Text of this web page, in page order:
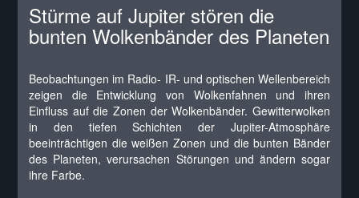
Stürme auf Jupiter stören die
bunten Wolkenbänder des Planeten
Beobachtungen im Radio- IR- und optischen Wellenbereich
zeigen die Entwicklung von Wolkenfahnen und ihren
Einfluss auf die Zonen der Wolkenbänder. Gewitterwolken
in den tiefen Schichten der Jupiter-Atmosphäre
beeinträchtigen die weißen Zonen und die bunten Bänder
des Planeten, verursachen Störungen und ändern sogar
ihre Farbe.